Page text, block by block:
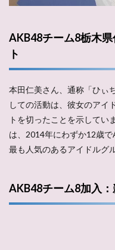
AKB48チーム8栃木
ト
本田仁美さん、通称「ひぃ
しての活動は、彼女のアイ
トを切ったことを示して
は、2014年にわずか12歳
最も人気のあるアイドルグ
AKB48チーム8加入